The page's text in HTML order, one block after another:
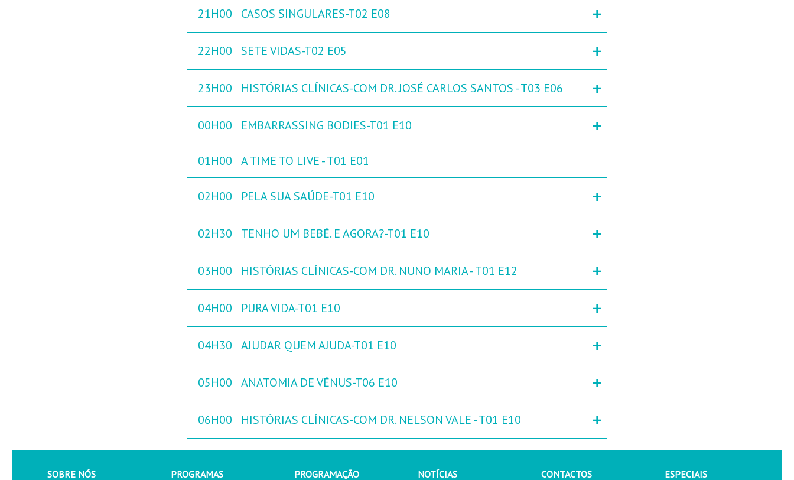
21H00 CASOS SINGULARES-T02 E08 +
22H00 SETE VIDAS-T02 E05 +
23H00 HISTÓRIAS CLÍNICAS-COM DR. JOSÉ CARLOS SANTOS - T03 E06 +
00H00 EMBARRASSING BODIES-T01 E10 +
01H00 A TIME TO LIVE - T01 E01
02H00 PELA SUA SAÚDE-T01 E10 +
02H30 TENHO UM BEBÉ. E AGORA?-T01 E10 +
03H00 HISTÓRIAS CLÍNICAS-COM DR. NUNO MARIA - T01 E12 +
04H00 PURA VIDA-T01 E10 +
04H30 AJUDAR QUEM AJUDA-T01 E10 +
05H00 ANATOMIA DE VÉNUS-T06 E10 +
06H00 HISTÓRIAS CLÍNICAS-COM DR. NELSON VALE - T01 E10 +
SOBRE NÓS PROGRAMAS PROGRAMAÇÃO NOTÍCIAS CONTACTOS ESPECIAIS